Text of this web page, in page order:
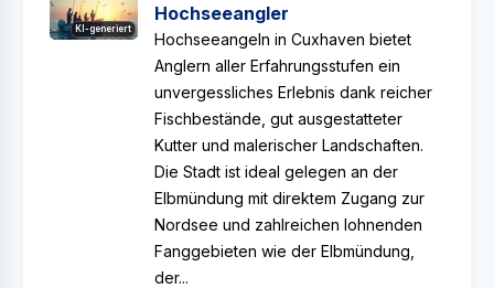
KI-generiert
Hochseeangler
Hochseeangeln in Cuxhaven bietet
Anglern aller Erfahrungsstufen ein
unvergessliches Erlebnis dank reicher
Fischbestände, gut ausgestatteter
Kutter und malerischer Landschaften.
Die Stadt ist ideal gelegen an der
Elbmündung mit direktem Zugang zur
Nordsee und zahlreichen lohnenden
Fanggebieten wie der Elbmündung,
der...